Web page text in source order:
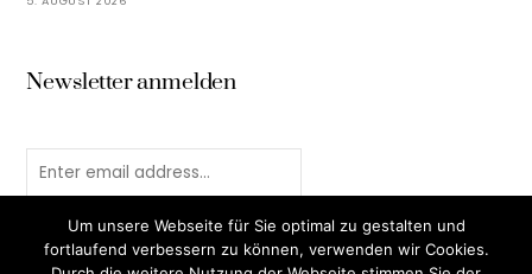
Newsletter anmelden
Um unsere Webseite für Sie optimal zu gestalten und
fortlaufend verbessern zu können, verwenden wir Cookies.